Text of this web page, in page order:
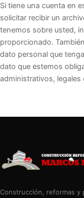
Si tiene una cuenta en
solicitar recibir un
tenemos sobre usted,
proporcionado.
dato personal que
dato que estemos
administrativos, legales
Construcción, reformas y